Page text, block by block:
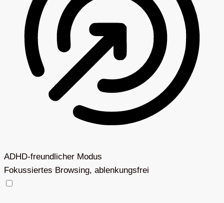
ADHD-freundlicher Modus
Fokussiertes Browsing, ablenkungsfrei